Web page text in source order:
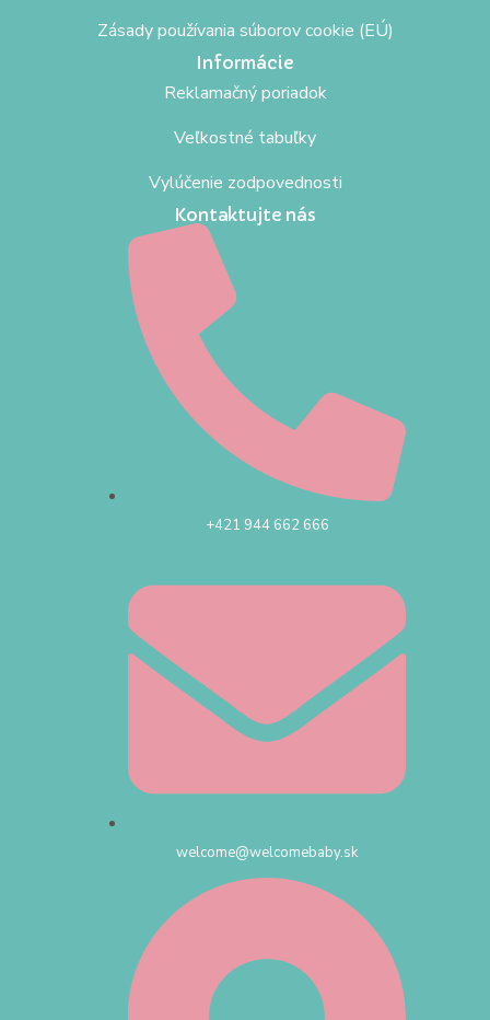
Zásady používania súborov cookie (EÚ)
Informácie
Reklamačný poriadok
Veľkostné tabuľky
Vylúčenie zodpovednosti
Kontaktujte nás
+421 944 662 666
welcome@welcomebaby.sk